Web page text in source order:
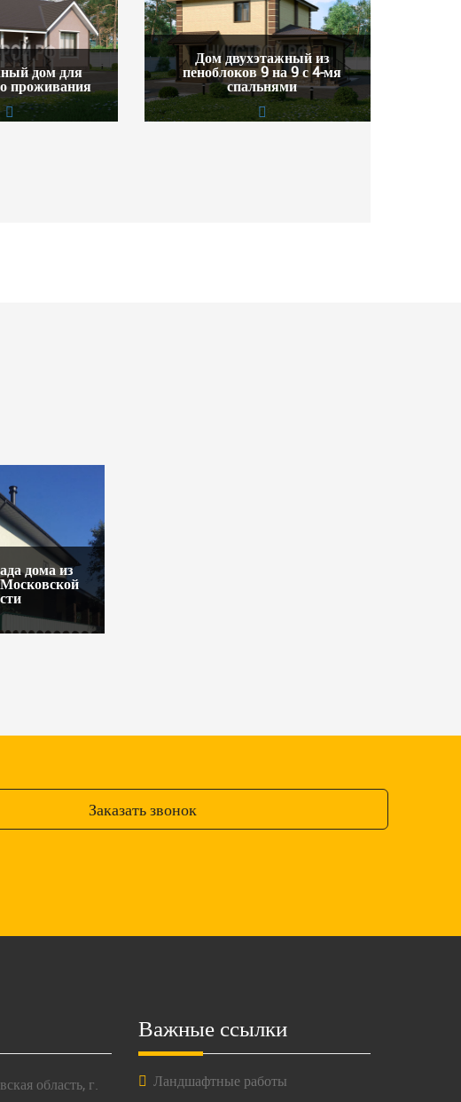
дом для
проживания
Дом двухэтажный из
пеноблоков 9 на 9 с 4-мя
спальнями
дома из
Заказать звонок
область, г.
Важные ссылки
Ландшафтные работы